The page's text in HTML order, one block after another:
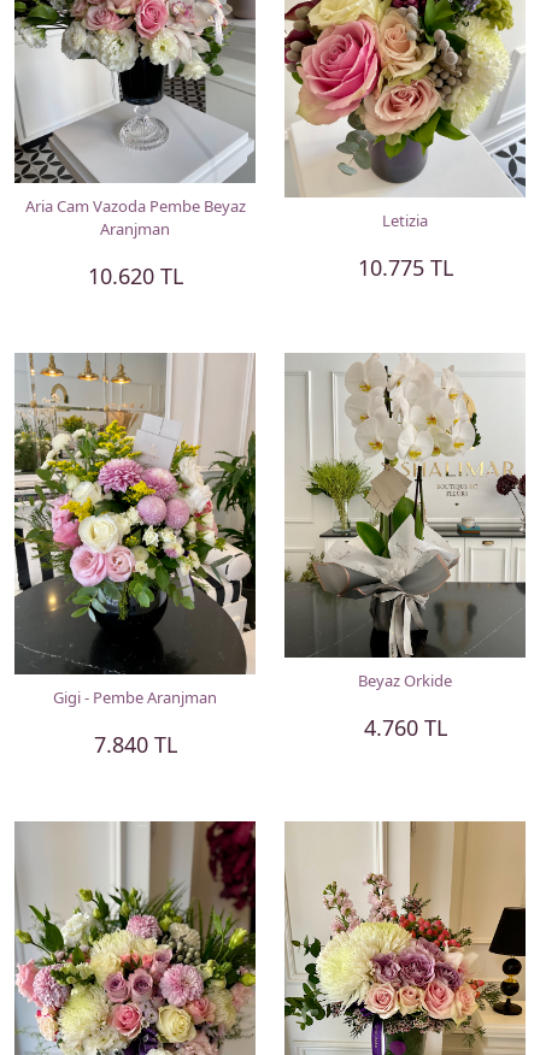
Aria Cam Vazoda Pembe Beyaz
Aranjman
10.620 TL
Letizia
10.775 TL
Gigi - Pembe Aranjman
7.840 TL
Beyaz Orkide
4.760 TL